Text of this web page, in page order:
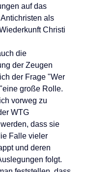
auf das
als
Christi
die
der Zeugen
der Frage "Wer
große Rolle.
vorweg zu
WTG
dass sie
Falle vieler
und deren
folgt.